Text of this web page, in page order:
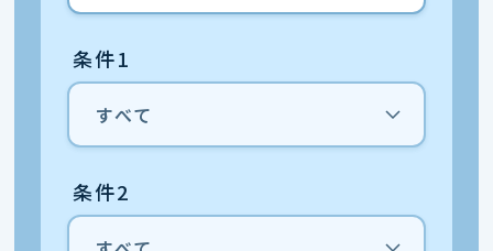
条件1
条件2